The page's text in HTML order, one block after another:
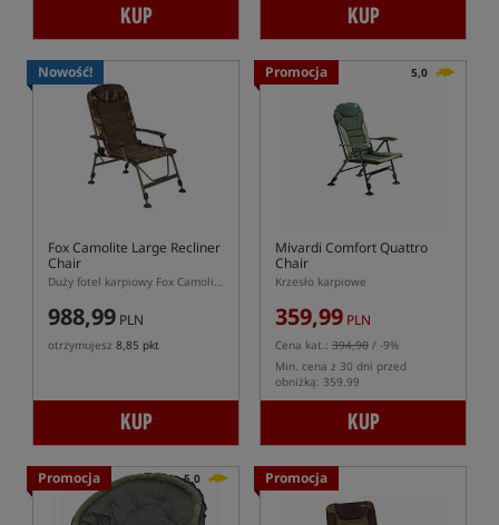
KUP KUP
Nowość!
Fox Camolite Large Recliner
Chair
Duży fotel karpiowy Fox Camolite XL z regulacją oparcia
988,99 PLN
otrzymujesz 8,85 pkt
KUP
Promocja 5,0
Mivardi Comfort Quattro
Chair
Krzesło karpiowe
359,99 PLN
Cena kat.: 394,90 / -9%
Min. cena z 30 dni przed
obniżką: 359.99
KUP
Promocja 5,0 Promocja